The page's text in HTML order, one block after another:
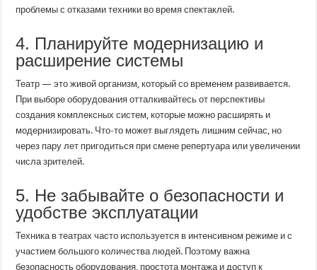
проблемы с отказами техники во время спектаклей.
4. Планируйте модернизацию и
расширение системы
Театр — это живой организм, который со временем развивается.
При выборе оборудования отталкивайтесь от перспективы
создания комплексных систем, которые можно расширять и
модернизировать. Что-то может выглядеть лишним сейчас, но
через пару лет пригодиться при смене репертуара или увеличении
числа зрителей.
5. Не забывайте о безопасности и
удобстве эксплуатации
Техника в театрах часто используется в интенсивном режиме и с
участием большого количества людей. Поэтому важна
безопасность оборудования, простота монтажа и доступ к